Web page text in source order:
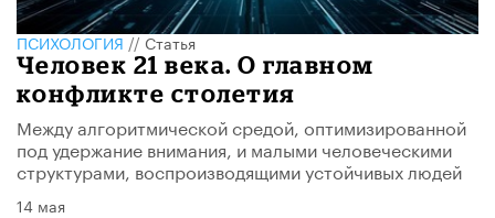
ПСИХОЛОГИЯ//Статья
​Человек 21 века. О главном
конфликте столетия
Между алгоритмической средой, оптимизированной
под удержание внимания, и малыми человеческими
структурами, воспроизводящими устойчивых людей
14 мая